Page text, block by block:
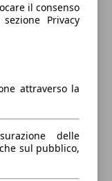
il consenso
Privacy
attraverso la
delle
sul pubblico,